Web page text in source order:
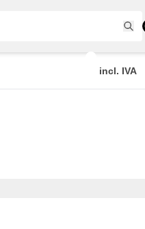
incl. IVA